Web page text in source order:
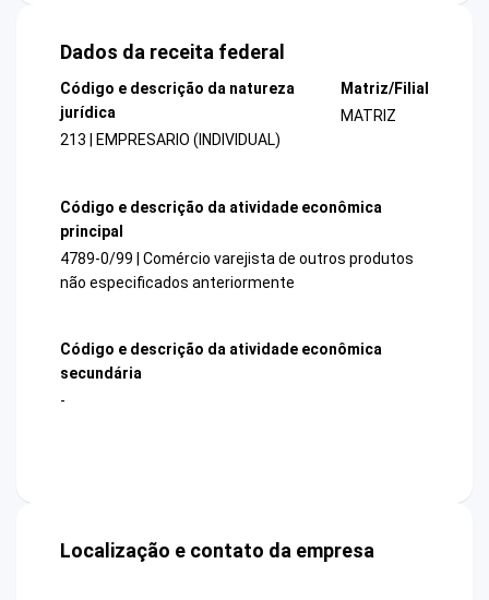
Dados da receita federal
Código e descrição da natureza
jurídica
213 | EMPRESARIO (INDIVIDUAL)
Matriz/Filial
MATRIZ
Código e descrição da atividade econômica
principal
4789-0/99 | Comércio varejista de outros produtos
não especificados anteriormente
Código e descrição da atividade econômica
secundária
-
Localização e contato da empresa